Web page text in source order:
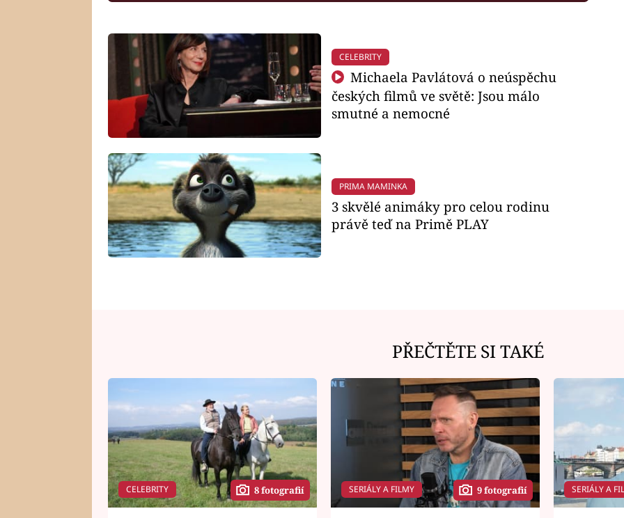
CELEBRITY
Michaela Pavlátová o neúspěchu
českých filmů ve světě: Jsou málo
smutné a nemocné
PRIMA MAMINKA
3 skvělé animáky pro celou rodinu
právě teď na Primě PLAY
PŘEČTĚTE SI TAKÉ
CELEBRITY 8 fotografií SERIÁLY A FILMY 9 fotografií SERIÁLY A